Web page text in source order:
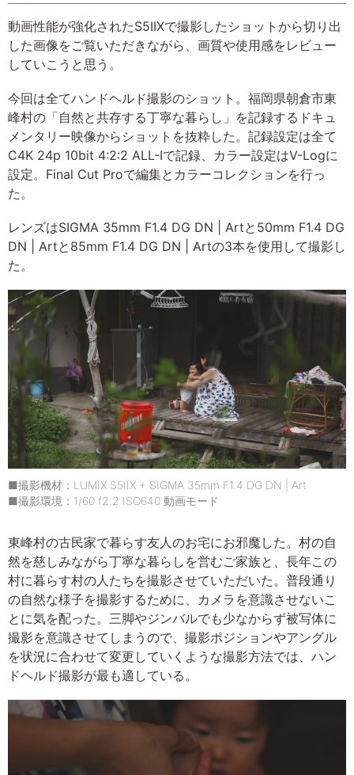
動画性能が強化されたS5IIXで撮影したショットから切り出
した画像をご覧いただきながら、画質や使用感をレビュー
していこうと思う。
今回は全てハンドヘルド撮影のショット。福岡県朝倉市東
峰村の「自然と共存する丁寧な暮らし」を記録するドキュ
メンタリー映像からショットを抜粋した。記録設定は全て
C4K 24p 10bit 4:2:2 ALL-Iで記録、カラー設定はV-Logに
設定。Final Cut Proで編集とカラーコレクションを行っ
た。
レンズはSIGMA 35mm F1.4 DG DN | Artと50mm F1.4 DG
DN | Artと85mm F1.4 DG DN | Artの3本を使用して撮影し
た。
■撮影機材：LUMIX S5IIX + SIGMA 35mm F1.4 DG DN | Art
■撮影環境：1/60 f2.2 ISO640 動画モード
東峰村の古民家で暮らす友人のお宅にお邪魔した。村の自
然を慈しみながら丁寧な暮らしを営むご家族と、長年この
村に暮らす村の人たちを撮影させていただいた。普段通り
の自然な様子を撮影するために、カメラを意識させないこ
とに気を配った。三脚やジンバルでも少なからず被写体に
撮影を意識させてしまうので、撮影ポジションやアングル
を状況に合わせて変更していくような撮影方法では、ハン
ドヘルド撮影が最も適している。